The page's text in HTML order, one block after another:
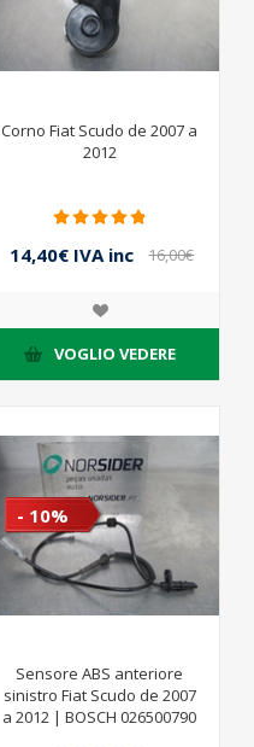
Corno Fiat Scudo de 2007 a
2012
14,40€ IVA inc
16,00€
VOGLIO VEDERE
- 10%
Sensore ABS anteriore
sinistro Fiat Scudo de 2007
a 2012 | BOSCH 026500790